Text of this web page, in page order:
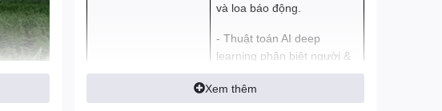
và loa báo động.
- Thuật toán AI deep
learning phân biệt người &
phương tiện.
- Tích hợp loa.
Xem thêm